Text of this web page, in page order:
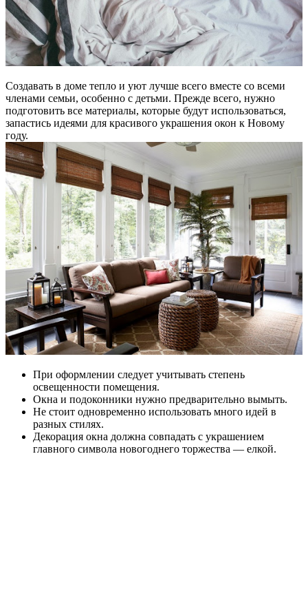
Создавать в доме тепло и уют лучше всего вместе со всеми
членами семьи, особенно с детьми. Прежде всего, нужно
подготовить все материалы, которые будут использоваться,
запастись идеями для красивого украшения окон к Новому
году.
При оформлении следует учитывать степень
освещенности помещения.
Окна и подоконники нужно предварительно вымыть.
Не стоит одновременно использовать много идей в
разных стилях.
Декорация окна должна совпадать с украшением
главного символа новогоднего торжества — елкой.